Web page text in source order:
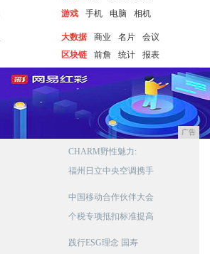
游戏
手机 电脑 相机
大数据 商业 名片
会议
区块链
前詹 统计 报表
广告
CHARM野性魅力:
福州日立中央空调携手
中国移动合作伙伴大会
个税专项抵扣标准提高
践行ESG理念 国寿